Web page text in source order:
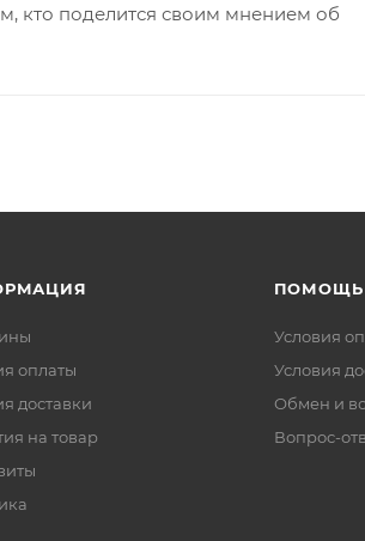
кто поделится своим мнением об
оплаты
доставки
на товар
ПОМОЩЬ
Условия
Условия
Обмен и
Вопрос-